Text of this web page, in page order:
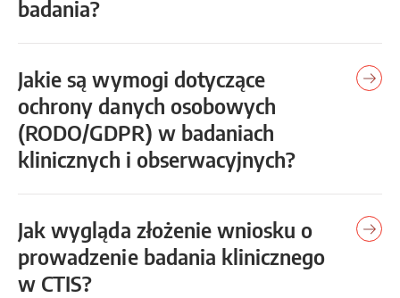
badania?
Jakie są wymogi dotyczące
ochrony danych osobowych
(RODO/GDPR) w badaniach
klinicznych i obserwacyjnych?
Jak wygląda złożenie wniosku o
prowadzenie badania klinicznego
w CTIS?